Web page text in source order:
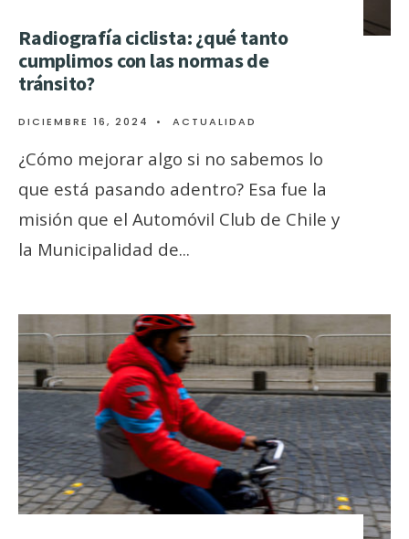
Radiografía ciclista: ¿qué tanto
cumplimos con las normas de
tránsito?
DICIEMBRE 16, 2024 • ACTUALIDAD
¿Cómo mejorar algo si no sabemos lo
que está pasando adentro? Esa fue la
misión que el Automóvil Club de Chile y
la Municipalidad de...